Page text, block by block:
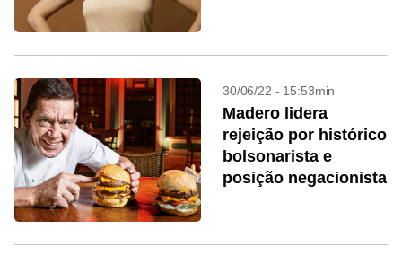
30/06/22 - 15:53min
Madero lidera
rejeição por histórico
bolsonarista e
posição negacionista